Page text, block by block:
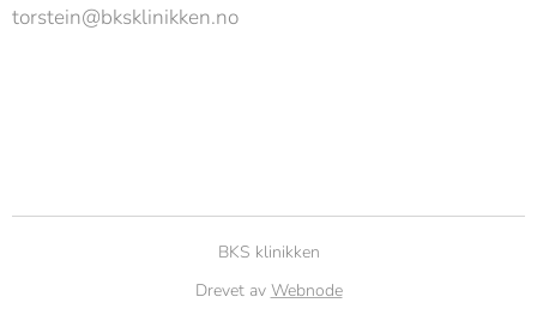
torstein@bksklinikken.no
BKS klinikken
Drevet av Webnode